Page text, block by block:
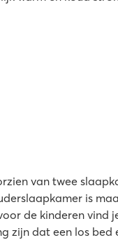
van twee
is
de kinderen vind
zijn dat een los bed